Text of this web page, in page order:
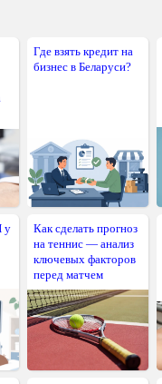
Где взять кредит на
бизнес в Беларуси?
у
Как сделать прогноз
на теннис — анализ
ключевых факторов
перед матчем